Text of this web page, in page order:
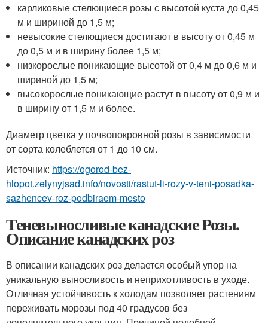
карликовые стелющиеся розы с высотой куста до 0,45
м и шириной до 1,5 м;
невысокие стелющиеся достигают в высоту от 0,45 м
до 0,5 м и в ширину более 1,5 м;
низкорослые поникающие высотой от 0,4 м до 0,6 м и
шириной до 1,5 м;
высокорослые поникающие растут в высоту от 0,9 м и
в ширину от 1,5 м и более.
Диаметр цветка у почвопокровной розы в зависимости
от сорта колеблется от 1 до 10 см.
Источник: https://ogorod-bez-
hlopot.zelynyjsad.info/novosti/rastut-li-rozy-v-teni-posadka-
sazhencev-roz-podbiraem-mesto
Теневыносливые канадские Розы.
Описание канадских роз
В описании канадских роз делается особый упор на
уникальную выносливость и неприхотливость в уходе.
Отличная устойчивость к холодам позволяет растениям
переживать морозы под 40 градусов без